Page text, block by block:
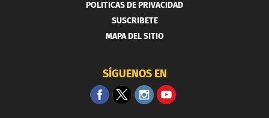
POLITICAS DE PRIVACIDAD
SUSCRIBETE
MAPA DEL SITIO
SÍGUENOS EN